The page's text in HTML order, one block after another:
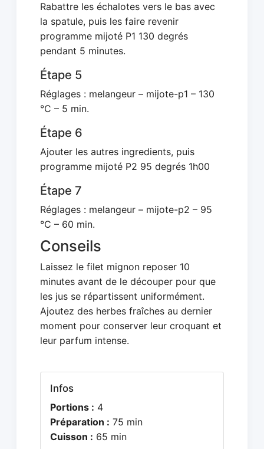
Rabattre les échalotes vers le bas avec
la spatule, puis les faire revenir
programme mijoté P1 130 degrés
pendant 5 minutes.
Étape 5
Réglages : melangeur – mijote-p1 – 130
°C – 5 min.
Étape 6
Ajouter les autres ingredients, puis
programme mijoté P2 95 degrés 1h00
Étape 7
Réglages : melangeur – mijote-p2 – 95
°C – 60 min.
Conseils
Laissez le filet mignon reposer 10
minutes avant de le découper pour que
les jus se répartissent uniformément.
Ajoutez des herbes fraîches au dernier
moment pour conserver leur croquant et
leur parfum intense.
Infos
Portions : 4
Préparation : 75 min
Cuisson : 65 min